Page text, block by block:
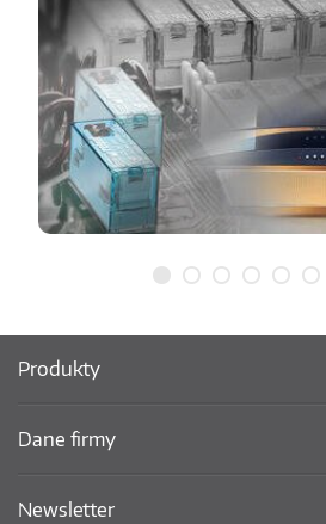
Produkty
Dane firmy
Newsletter